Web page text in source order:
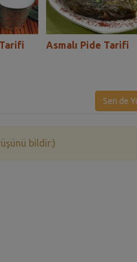
Tarifi Asmalı Pide Tarifi
Sen de
bildir:)